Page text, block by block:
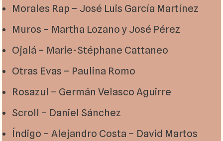
Morales Rap – José Luis García Martínez
Muros – Martha Lozano y José Pérez
Ojalá – Marie-Stéphane Cattaneo
Otras Evas – Paulina Romo
Rosazul – Germán Velasco Aguirre
Scroll – Daniel Sánchez
Índigo – Alejandro Costa – David Martos